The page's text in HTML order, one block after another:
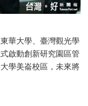
華大學、臺灣觀光學
啟動創新研究園區管
學美崙校區，未來將